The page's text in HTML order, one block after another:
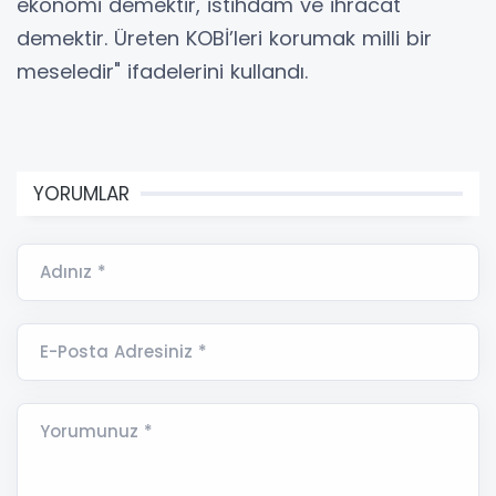
demektir. Üreten KOBİ’leri korumak milli bir
meseledir" ifadelerini kullandı.
YORUMLAR
Adınız *
E-Posta Adresiniz *
Yorumunuz *